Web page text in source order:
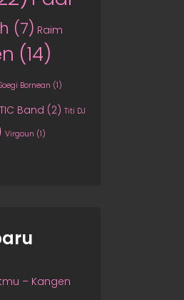
(7) Raim
(14)
Bornean (1)
TIC Band (2) Titi DJ
Virgoun (1)
– Kangen